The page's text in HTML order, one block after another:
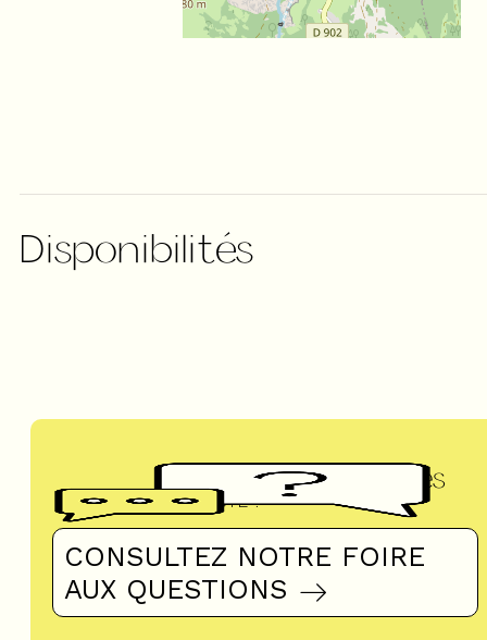
Disponibilités
Questions fréquentes
UN DOUTE ?
CONSULTEZ NOTRE FOIRE
AUX QUESTIONS